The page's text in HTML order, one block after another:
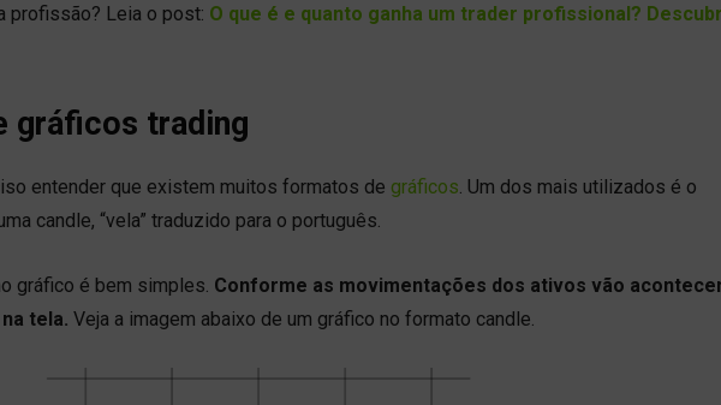
profissão? Leia o post: O que é e quanto ganha um trader profissional?
gráficos trading
entender que existem muitos formatos de gráficos . Um dos mais utilizados é o
candle, “vela” traduzido para o português.
gráfico é bem simples. Conforme as movimentações dos ativos vão
tela. Veja a imagem abaixo de um gráfico no formato candle.